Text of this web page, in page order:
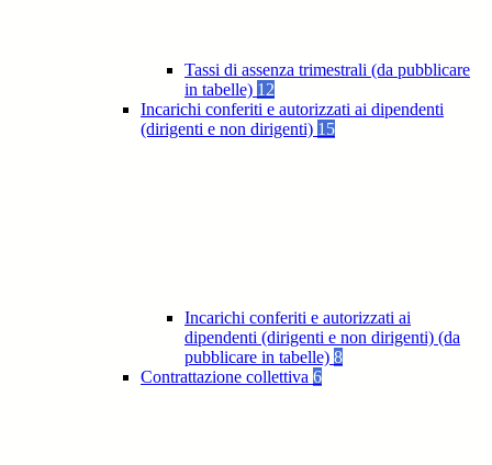
Tassi di assenza trimestrali (da pubblicare
in tabelle) 12
Incarichi conferiti e autorizzati ai dipendenti
(dirigenti e non dirigenti) 15
Incarichi conferiti e autorizzati ai
dipendenti (dirigenti e non dirigenti) (da
pubblicare in tabelle) 8
Contrattazione collettiva 6